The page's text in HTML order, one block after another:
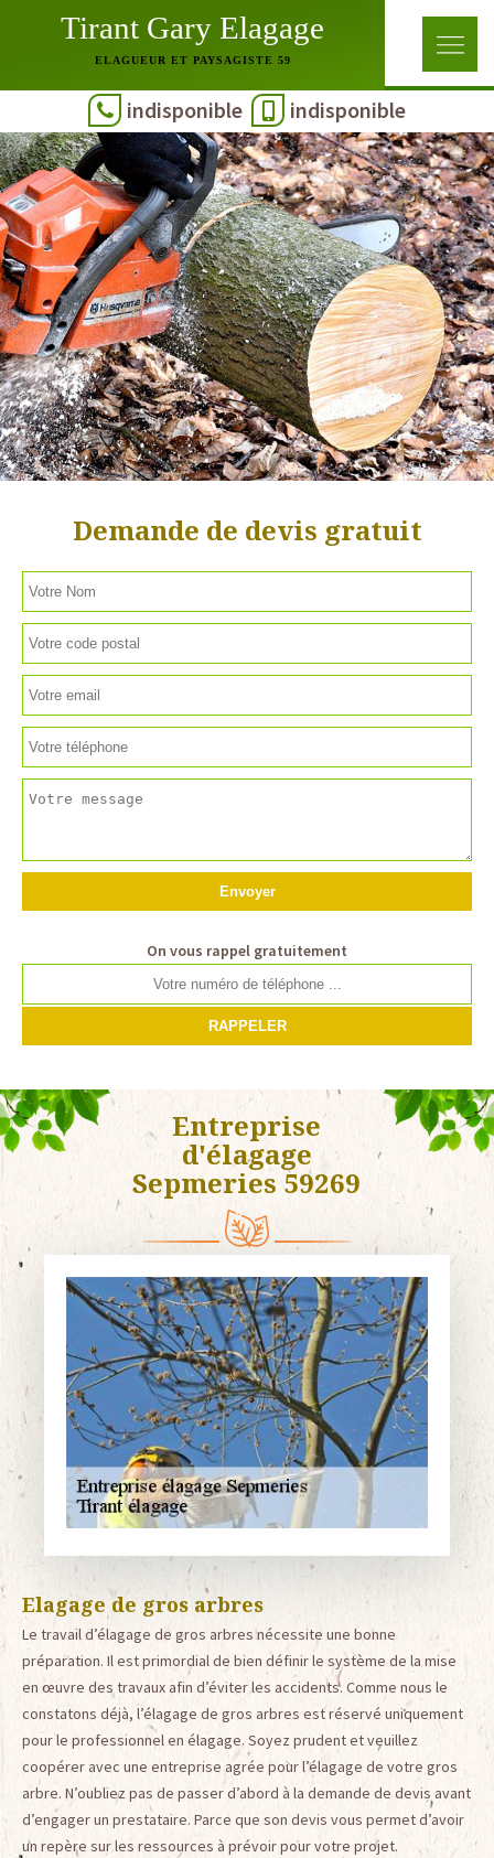
Tirant Gary Elagage
ELAGUEUR ET PAYSAGISTE 59
indisponible indisponible
Demande de devis gratuit
On vous rappel gratuitement
Entreprise
d'élagage
Sepmeries 59269
Elagage de gros arbres
Le travail d’élagage de gros arbres nécessite une bonne
préparation. Il est primordial de bien définir le système de la mise
en œuvre des travaux afin d’éviter les accidents. Comme nous le
constatons déjà, l’élagage de gros arbres est réservé uniquement
pour le professionnel en élagage. Soyez prudent et veuillez
coopérer avec une entreprise agrée pour l’élagage de votre gros
arbre. N’oubliez pas de passer d’abord à la demande de devis avant
d’engager un prestataire. Parce que son devis vous permet d’avoir
un repère sur les ressources à prévoir pour votre projet.